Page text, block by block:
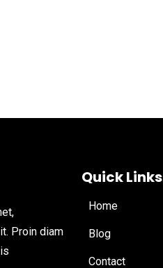
Proin diam
Quick Links
Home
Blog
Contact